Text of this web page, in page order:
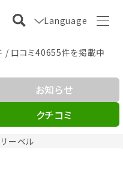
Language
/ 口コミ40655件を掲載中
ーベル
お知らせ
クチコミ